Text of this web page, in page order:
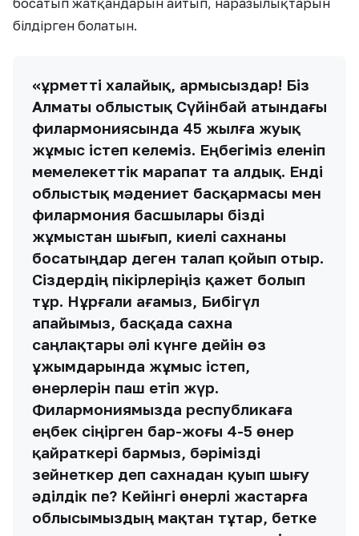
білдірген болатын.
«Құрметті халайық, армысыздар! Біз
Алматы облыстық Сүйінбай атындағы
филармониясында 45 жылға жуық
жұмыс істеп келеміз. Еңбегіміз еленіп
мемелекеттік марапат та алдық. Енді
облыстық мәдениет басқармасы мен
филармония басшылары бізді
жұмыстан шығып, киелі сахнаны
босатыңдар деген талап қойып отыр.
Сіздердің пікірлеріңіз қажет болып
тұр. Нұрғали ағамыз, Бибігүл
апайымыз, басқада сахна
саңлақтары әлі күнге дейін өз
ұжымдарында жұмыс істеп,
өнерлерін паш етіп жүр.
Филармониямызда республикаға
еңбек сіңірген бар-жоғы 4-5 өнер
қайраткері бармыз, бәрімізді
зейнеткер деп сахнадан қуып шығу
әділдік пе? Кейінгі өнерлі жастарға
облысымыздың мақтан тұтар, бетке